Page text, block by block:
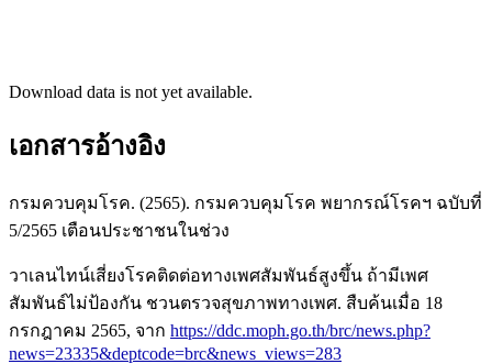
Download data is not yet available.
เอกสารอ้างอิง
กรมควบคุมโรค. (2565). กรมควบคุมโรค พยากรณ์โรคฯ ฉบับที่
5/2565 เตือนประชาชนในช่วง
วาเลนไทน์เสี่ยงโรคติดต่อทางเพศสัมพันธ์สูงขึ้น ถ้ามีเพศ
สัมพันธ์ไม่ป้องกัน ชวนตรวจสุขภาพทางเพศ. สืบค้นเมื่อ 18
กรกฎาคม 2565, จาก https://ddc.moph.go.th/brc/news.php?
news=23335&deptcode=brc&news_views=283